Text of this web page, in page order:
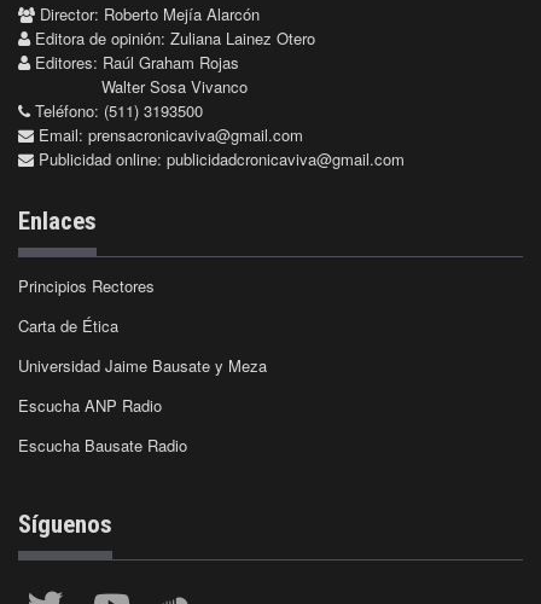
Director: Roberto Mejía Alarcón
Editora de opinión: Zuliana Lainez Otero
Editores: Raúl Graham Rojas
Walter Sosa Vivanco
Teléfono: (511) 3193500
Email: prensacronicaviva@gmail.com
Publicidad online: publicidadcronicaviva@gmail.com
Enlaces
Principios Rectores
Carta de Ética
Universidad Jaime Bausate y Meza
Escucha ANP Radio
Escucha Bausate Radio
Síguenos